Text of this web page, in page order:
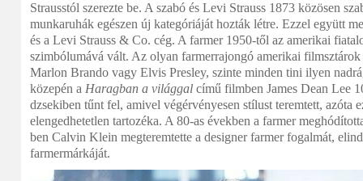
Strausstól szerezte be. A szabó és Levi Strauss 1873 közösen
munkaruhák egészen új kategóriáját hozták létre. Ezzel együtt
és a Levi Strauss & Co. cég. A farmer 1950-től az amerikai
szimbólumává vált. Az olyan farmerrajongó amerikai
Marlon Brando vagy Elvis Presley, szinte minden tini ilyen
közepén a Haragban a világgal című filmben James Dean Lee
dzsekiben tűnt fel, amivel végérvényesen stílust teremtett, azóta
elengedhetetlen tartozéka. A 80-as években a farmer
ben Calvin Klein megteremtette a designer farmer fogalmát,
farmermárkáját.